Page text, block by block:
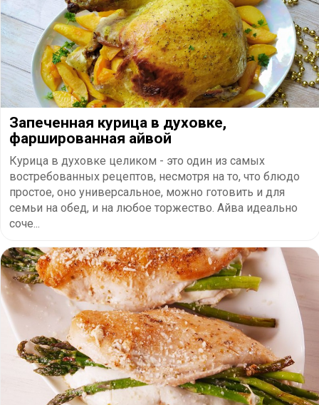
Запеченная курица в духовке,
фаршированная айвой
Курица в духовке целиком - это один из самых
востребованных рецептов, несмотря на то, что блюдо
простое, оно универсальное, можно готовить и для
семьи на обед, и на любое торжество. Айва идеально
соче...